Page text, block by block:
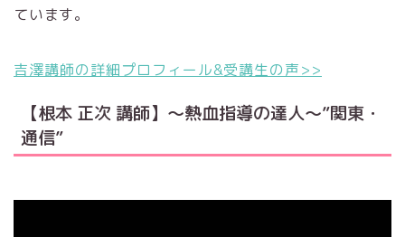
ています。
吉澤講師の詳細プロフィール&受講生の声>>
【根本 正次 講師】～熱血指導の達人～”関東・
通信”